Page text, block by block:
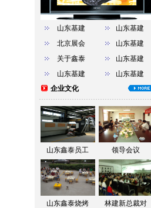
山东基建
北京展会
关于鑫泰
山东基建
山东基建
山东基建
山东基建
山东基建
企业文化
山东鑫泰员工 领导会议
山东鑫泰烧烤 林建新总裁对